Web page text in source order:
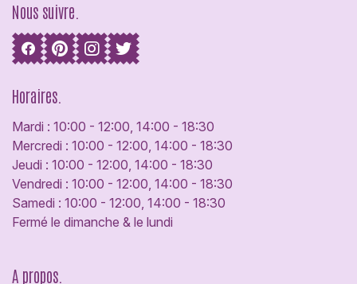
Nous suivre.
Horaires.
Mardi : 10:00 - 12:00, 14:00 - 18:30
Mercredi : 10:00 - 12:00, 14:00 - 18:30
Jeudi : 10:00 - 12:00, 14:00 - 18:30
Vendredi : 10:00 - 12:00, 14:00 - 18:30
Samedi : 10:00 - 12:00, 14:00 - 18:30
Fermé le dimanche & le lundi
A propos.